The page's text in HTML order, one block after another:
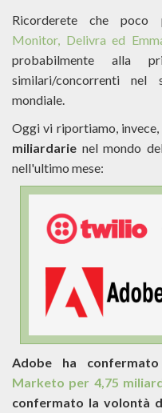
Ricorderete che poco
Monitor, Delivra ed
probabilmente alla
similari/concorrenti nel
mondiale.
Oggi vi riportiamo,
miliardarie nel mondo
nell'ultimo mese:
Adobe ha
Marketo per 4,75
confermato la volontà